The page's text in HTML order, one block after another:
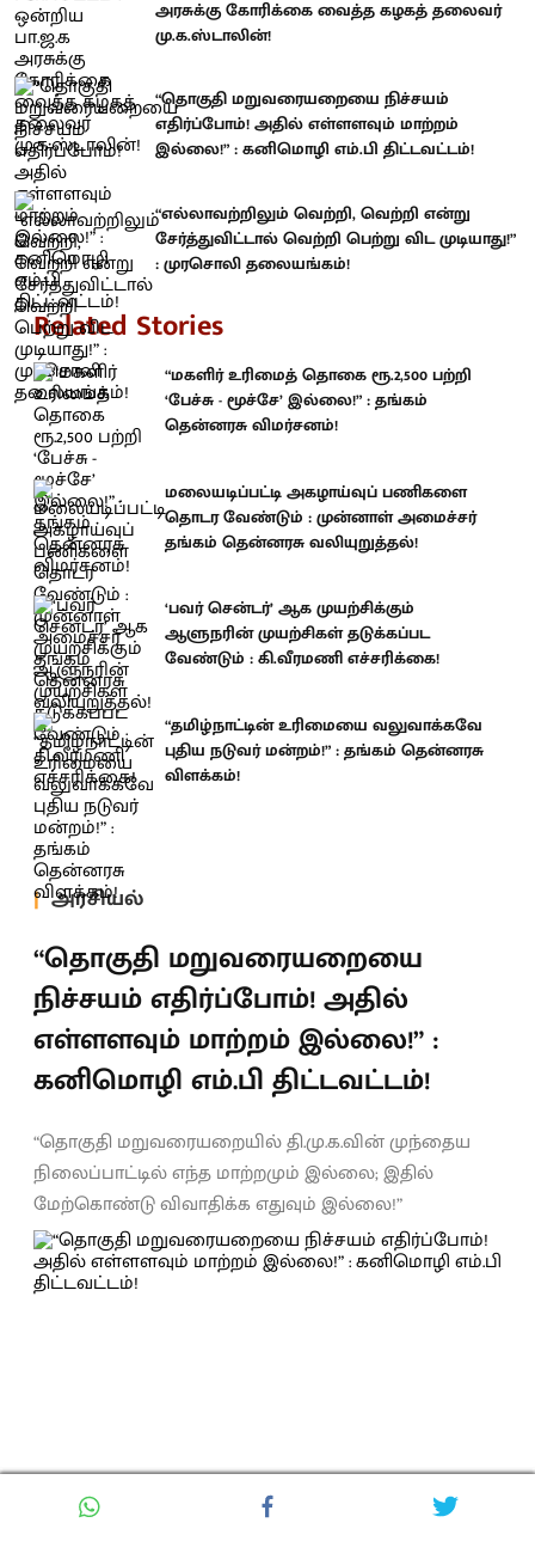
அரசுக்கு கோரிக்கை வைத்த கழகத் தலைவர்
மு.க.ஸ்டாலின்!
“தொகுதி மறுவரையறையை நிச்சயம்
எதிர்ப்போம்! அதில் எள்ளளவும் மாற்றம்
இல்லை!” : கனிமொழி எம்.பி திட்டவட்டம்!
“எல்லாவற்றிலும் வெற்றி, வெற்றி என்று
சேர்த்துவிட்டால் வெற்றி பெற்று விட முடியாது!”
: முரசொலி தலையங்கம்!
Related Stories
“மகளிர் உரிமைத் தொகை ரூ.2,500 பற்றி
‘பேச்சு - மூச்சே’ இல்லை!” : தங்கம்
தென்னரசு விமர்சனம்!
மலையடிப்பட்டி அகழாய்வுப் பணிகளை
தொடர வேண்டும் : முன்னாள் அமைச்சர்
தங்கம் தென்னரசு வலியுறுத்தல்!
‘பவர் சென்டர்’ ஆக முயற்சிக்கும்
ஆளுநரின் முயற்சிகள் தடுக்கப்பட
வேண்டும் : கி.வீரமணி எச்சரிக்கை!
“தமிழ்நாட்டின் உரிமையை வலுவாக்கவே
புதிய நடுவர் மன்றம்!” : தங்கம் தென்னரசு
விளக்கம்!
அரசியல்
“தொகுதி மறுவரையறையை
நிச்சயம் எதிர்ப்போம்! அதில்
எள்ளளவும் மாற்றம் இல்லை!” :
கனிமொழி எம்.பி திட்டவட்டம்!
“தொகுதி மறுவரையறையில் தி.மு.க.வின் முந்தைய
நிலைப்பாட்டில் எந்த மாற்றமும் இல்லை; இதில்
மேற்கொண்டு விவாதிக்க எதுவும் இல்லை!”